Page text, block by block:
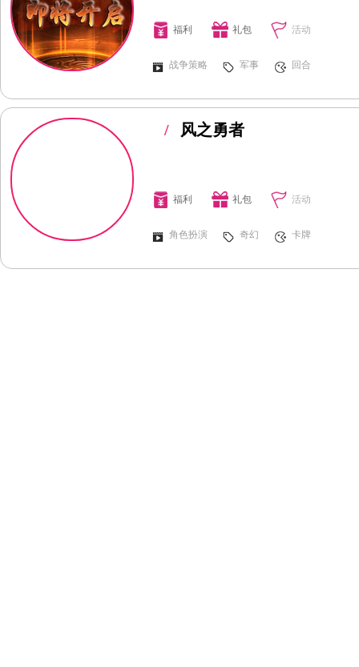
福利 礼包 活动
战争策略 军事 回合
风之勇者
/
福利 礼包 活动
角色扮演 奇幻 卡牌